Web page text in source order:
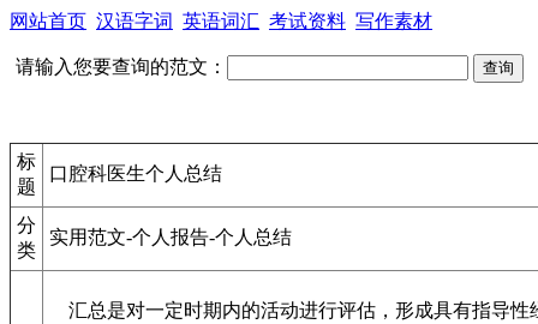
网站首页 汉语字词 英语词汇 考试资料 写作素材
请输入您要查询的范文：
标
题
口腔科医生个人总结
分
类
实用范文-个人报告-个人总结
汇总是对一定时期内的活动进行评估，形成具有指导性